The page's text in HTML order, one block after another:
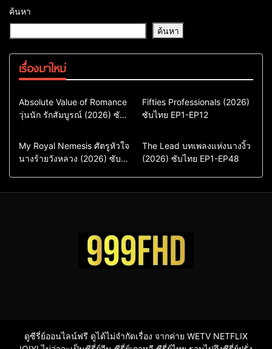
ค้นหา
ค้นหา
เรื่องมาใหม่
Comedy
Drama
ซีรี่ย์เกาหลี
ซีรี่ย์เกาหลีพากย์ไทย
Absolute Value of Romance
วุ่นนัก รักสัมบูรณ์ (2026) ซับ
Action & Adventure
Comedy
Drama
ซีรี่ย์เกาหลีซับไทย
Fifties Professionals (2026)
ซับไทย EP1-EP12
Comedy
Drama
Sci-Fi & Fantasy
My Royal Nemesis ศัตรูหัวใจ
นางร้ายวังหลวง (2026) ซับ
Drama
ซีรี่ย์จีน
ซีรี่ย์จีนซับไทย
The Lead บทเพลงแห่งนางงิ้ว
(2026) ซับไทย EP1-EP48
ดูซีรี่ย์ออนไลน์ฟรี ดูได้ไม่จำกัดเรื่อง จากค่าย WETV NETFLIX